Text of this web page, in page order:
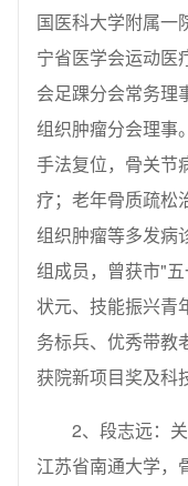
国医科大学附属一
宁省医学会运动医
会足踝分会常务理
组织肿瘤分会理事
手法复位，骨关节
疗；老年骨质疏松
组织肿瘤等多发病
组成员，曾获市"
状元、技能振兴青
务标兵、优秀带教
获院新项目奖及科
2、段志远：
江苏省南通大学，